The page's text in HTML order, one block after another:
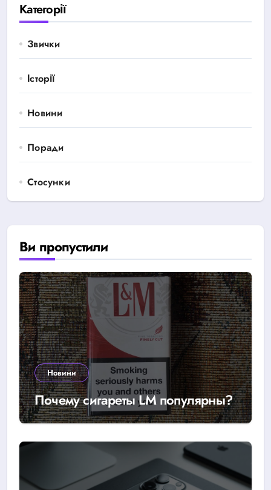
Категорії
Звички
Історії
Новини
Поради
Стосунки
Ви пропустили
Новини
Почему сигареты LM популярны?